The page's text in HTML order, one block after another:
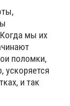
мы их
поломки,
ускоряется
и так